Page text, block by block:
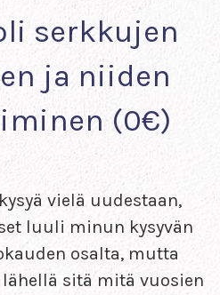
serkkujen
ja niiden
(0€)
vielä uudestaan,
luuli minun kysyvän
osalta, mutta
sitä mitä vuosien